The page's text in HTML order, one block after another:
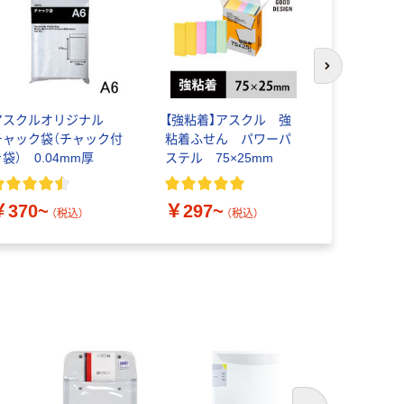
スクルオリジナル
ャック袋（チャック付
袋） 0.04mm厚
370~ （税込）
【強粘着】アスクル 強
粘着ふせん パワーパ
ステル 75×25mm
￥297~ （税込）
次のスライド